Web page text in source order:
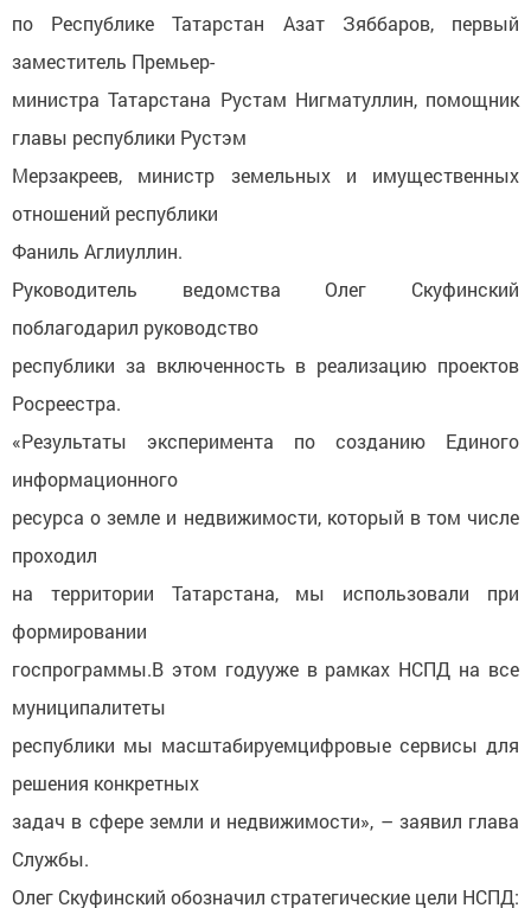
по Республике Татарстан Азат Зяббаров, первый
заместитель Премьер-
министра Татарстана Рустам Нигматуллин, помощник
главы республики Рустэм
Мерзакреев, министр земельных и имущественных
отношений республики
Фаниль Аглиуллин.
Руководитель ведомства Олег Скуфинский
поблагодарил руководство
республики за включенность в реализацию проектов
Росреестра.
«Результаты эксперимента по созданию Единого
информационного
ресурса о земле и недвижимости, который в том числе
проходил
на территории Татарстана, мы использовали при
формировании
госпрограммы.В этом годууже в рамках НСПД на все
муниципалитеты
республики мы масштабируемцифровые сервисы для
решения конкретных
задач в сфере земли и недвижимости», – заявил глава
Службы.
Олег Скуфинский обозначил стратегические цели НСПД: